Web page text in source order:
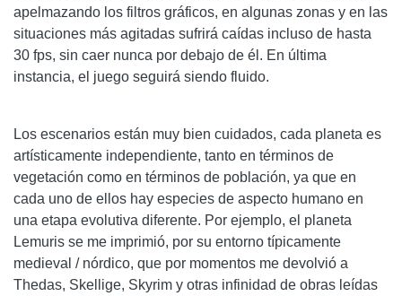
apelmazando los filtros gráficos, en algunas zonas y en las
situaciones más agitadas sufrirá caídas incluso de hasta
30 fps, sin caer nunca por debajo de él. En última
instancia, el juego seguirá siendo fluido.
Los escenarios están muy bien cuidados, cada planeta es
artísticamente independiente, tanto en términos de
vegetación como en términos de población, ya que en
cada uno de ellos hay especies de aspecto humano en
una etapa evolutiva diferente. Por ejemplo, el planeta
Lemuris se me imprimió, por su entorno típicamente
medieval / nórdico, que por momentos me devolvió a
Thedas, Skellige, Skyrim y otras infinidad de obras leídas